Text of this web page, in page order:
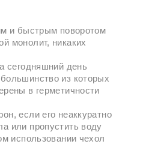
и быстрым поворотом
монолит, никаких
сегодняшний день
из которых
в герметичности
если его неаккуратно
или пропустить воду
использовании чехол